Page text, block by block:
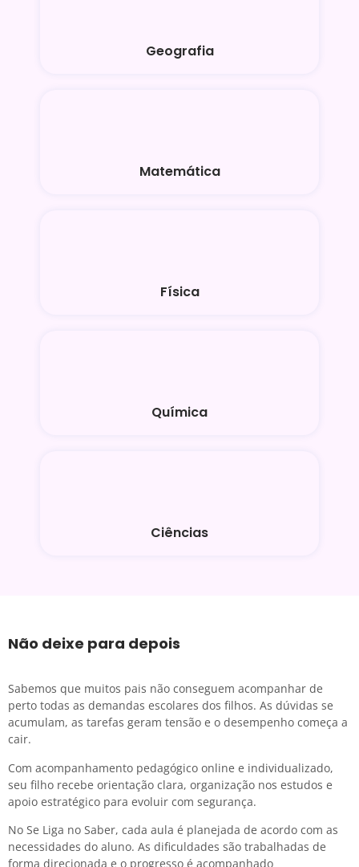
Geografia
Matemática
Física
Química
Ciências
Não deixe para depois
Sabemos que muitos pais não conseguem acompanhar de
perto todas as demandas escolares dos filhos. As dúvidas se
acumulam, as tarefas geram tensão e o desempenho começa a
cair.
Com acompanhamento pedagógico online e individualizado,
seu filho recebe orientação clara, organização nos estudos e
apoio estratégico para evoluir com segurança.
No Se Liga no Saber, cada aula é planejada de acordo com as
necessidades do aluno. As dificuldades são trabalhadas de
forma direcionada e o progresso é acompanhado